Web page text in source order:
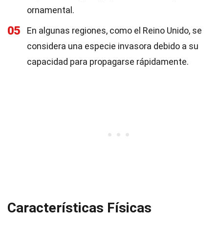
ornamental.
05
En algunas regiones, como el Reino Unido, se
considera una especie invasora debido a su
capacidad para propagarse rápidamente.
Características Físicas